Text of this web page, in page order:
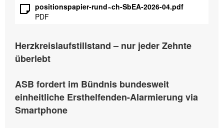
positionspapier-rund~ch-SbEA-2026-04.pdf
PDF
Herzkreislaufstillstand – nur jeder Zehnte
überlebt
ASB fordert im Bündnis bundesweit
einheitliche Ersthelfenden-Alarmierung via
Smartphone